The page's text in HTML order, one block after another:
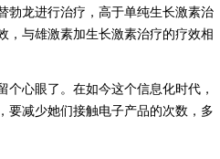
勃龙进行治疗，高于单纯生长激素治
，与雄激素加生长激素治疗的疗效相
个心眼了。在如今这个信息化时代，
要减少她们接触电子产品的次数，多